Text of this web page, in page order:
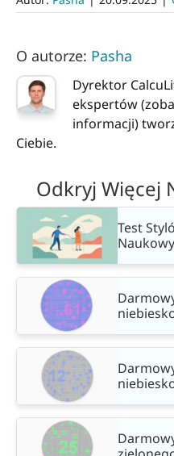
O autorze: Pasha
Dyrektor
ekspertów
informacji)
Ciebie.
Odkryj Więcej
Test